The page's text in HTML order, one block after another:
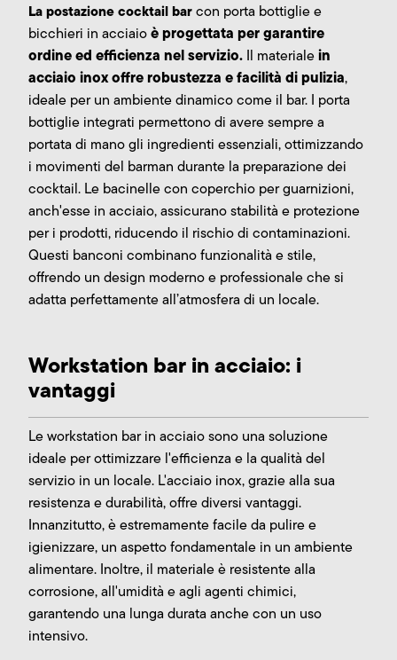
La postazione cocktail barcon porta bottiglie e
bicchieri in acciaioè progettata per garantire
ordine ed efficienza nel servizio. Il materialein
acciaio inox offre robustezza e facilità di pulizia,
ideale per un ambiente dinamico come il bar. I porta
bottiglie integrati permettono di avere sempre a
portata di mano gli ingredienti essenziali, ottimizzando
i movimenti del barman durante la preparazione dei
cocktail. Le bacinelle con coperchio per guarnizioni,
anch'esse in acciaio, assicurano stabilità e protezione
per i prodotti, riducendo il rischio di contaminazioni.
Questi banconi combinano funzionalità e stile,
offrendo un design moderno e professionale che si
adatta perfettamente all’atmosfera di un locale.
Workstation bar in acciaio: i
vantaggi
Le workstation bar in acciaio sono una soluzione
ideale per ottimizzare l'efficienza e la qualità del
servizio in un locale. L'acciaio inox, grazie alla sua
resistenza e durabilità, offre diversi vantaggi.
Innanzitutto, è estremamente facile da pulire e
igienizzare, un aspetto fondamentale in un ambiente
alimentare. Inoltre, il materiale è resistente alla
corrosione, all'umidità e agli agenti chimici,
garantendo una lunga durata anche con un uso
intensivo.